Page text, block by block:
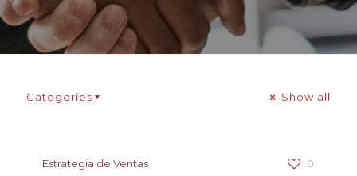
Categories Show all
Estrategia de Ventas 0